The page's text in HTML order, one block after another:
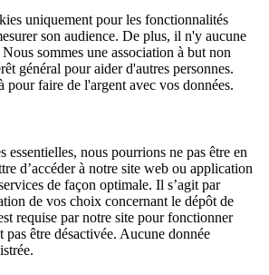
uniquement pour les fonctionnalités
son audience. De plus, il n'y aucune
sommes une association à but non
général pour aider d'autres personnes.
pour faire de l'argent avec vos données.
essentielles, nous pourrions ne pas être en
d’accéder à notre site web ou application
de façon optimale. Il s’agit par
de vos choix concernant le dépôt de
requise par notre site pour fonctionner
pas être désactivée. Aucune donnée